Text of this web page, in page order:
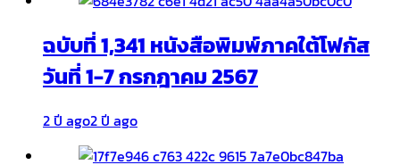
ฉบับที่ 1,341 หนังสือพิมพ์ภาคใต้โฟกัส
วันที่ 1-7 กรกฎาคม 2567
2 ปี ago2 ปี ago